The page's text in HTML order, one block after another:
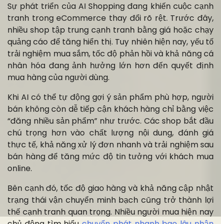
Sự phát triển của AI Shopping đang khiến cuộc cạnh
tranh trong eCommerce thay đổi rõ rệt. Trước đây,
nhiều shop tập trung cạnh tranh bằng giá hoặc chạy
quảng cáo để tăng hiển thị. Tuy nhiên hiện nay, yếu tố
trải nghiệm mua sắm, tốc độ phản hồi và khả năng cá
nhân hóa đang ảnh hưởng lớn hơn đến quyết định
mua hàng của người dùng.
Khi AI có thể tự động gợi ý sản phẩm phù hợp, người
bán không còn dễ tiếp cận khách hàng chỉ bằng việc
“đăng nhiều sản phẩm” như trước. Các shop bắt đầu
chú trọng hơn vào chất lượng nội dung, đánh giá
thực tế, khả năng xử lý đơn nhanh và trải nghiệm sau
bán hàng để tăng mức độ tin tưởng với khách mua
online.
Bên cạnh đó, tốc độ giao hàng và khả năng cập nhật
trạng thái vận chuyển minh bạch cũng trở thành lợi
thế cạnh tranh quan trọng. Nhiều người mua hiện nay